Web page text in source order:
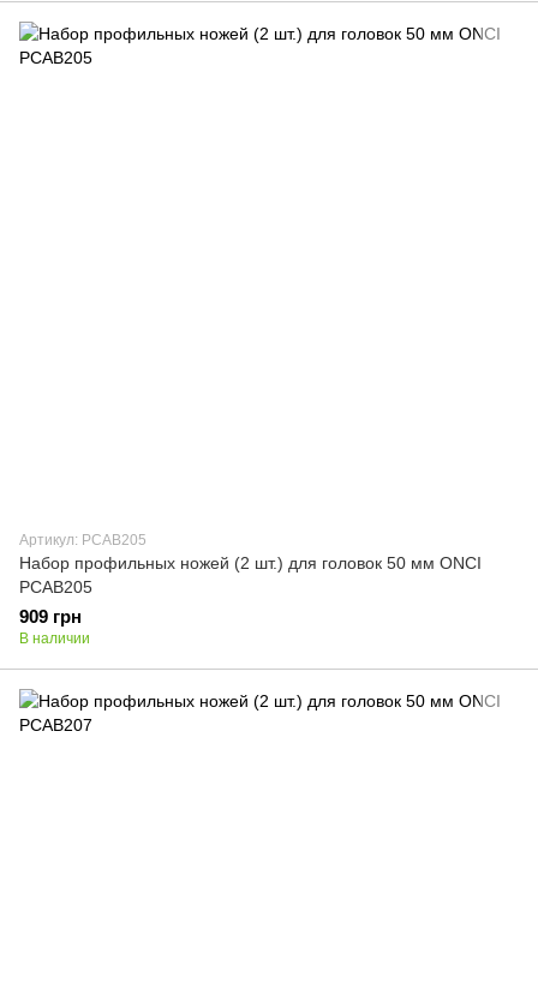
Артикул: PCAB205
Набор профильных ножей (2 шт.) для головок 50 мм ONCI
PCAB205
909 грн
В наличии